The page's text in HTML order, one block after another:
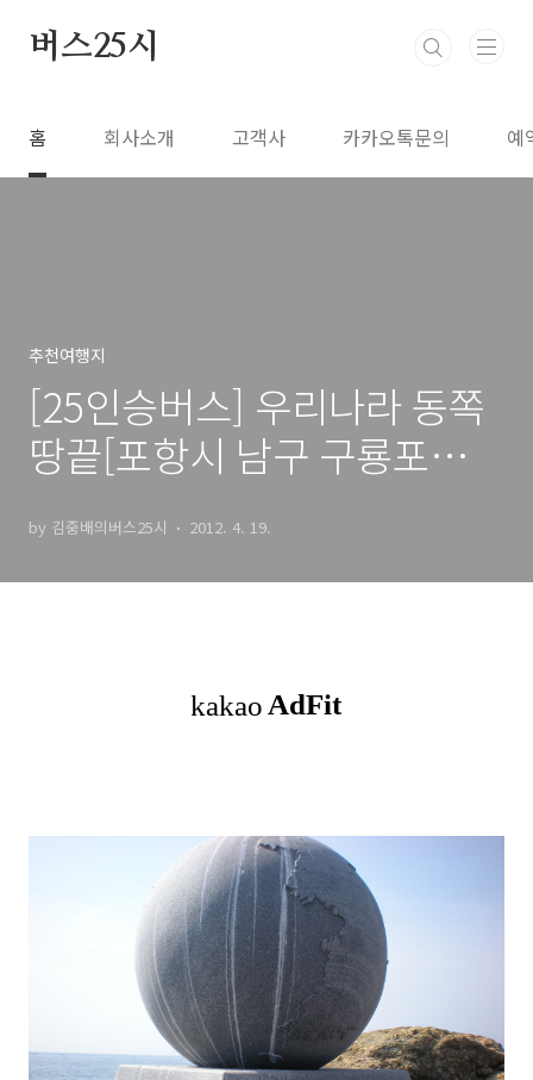
버스25시
홈 회사소개 고객사 카카오톡문의 예
추천여행지
[25인승버스] 우리나라 동쪽
땅끝[포항시 남구 구룡포읍
by 김중배의버스25시 2012. 4. 19.